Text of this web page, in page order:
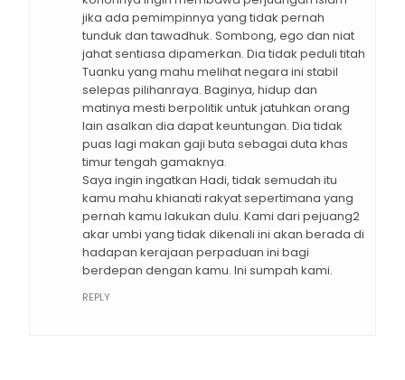
jika ada pemimpinnya yang tidak pernah
tunduk dan tawadhuk. Sombong, ego dan niat
jahat sentiasa dipamerkan. Dia tidak peduli titah
Tuanku yang mahu melihat negara ini stabil
selepas pilihanraya. Baginya, hidup dan
matinya mesti berpolitik untuk jatuhkan orang
lain asalkan dia dapat keuntungan. Dia tidak
puas lagi makan gaji buta sebagai duta khas
timur tengah gamaknya.
Saya ingin ingatkan Hadi, tidak semudah itu
kamu mahu khianati rakyat sepertimana yang
pernah kamu lakukan dulu. Kami dari pejuang2
akar umbi yang tidak dikenali ini akan berada di
hadapan kerajaan perpaduan ini bagi
berdepan dengan kamu. Ini sumpah kami.
REPLY